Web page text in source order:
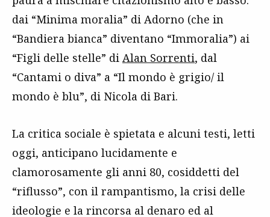
dai “Minima moralia” di Adorno (che in
“Bandiera bianca” diventano “Immoralia”) ai
“Figli delle stelle” di Alan Sorrenti, dal
“Cantami o diva” a “Il mondo è grigio/ il
mondo è blu”, di Nicola di Bari.
La critica sociale è spietata e alcuni testi, letti
oggi, anticipano lucidamente e
clamorosamente gli anni 80, cosiddetti del
“riflusso”, con il rampantismo, la crisi delle
ideologie e la rincorsa al denaro ed al